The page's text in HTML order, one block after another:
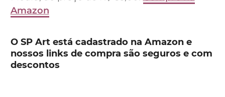
Amazon
O SP Art está cadastrado na Amazon e
nossos links de compra são seguros e com
descontos